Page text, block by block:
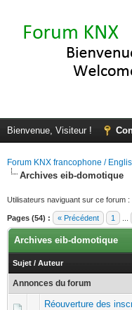
Bienvenue, Visiteur !
Forum KNX francophone /
Archives eib-domotique
Utilisateurs naviguant sur ce forum :
Pages (54) : « Précédent 1
Archives eib-domotique
Sujet / Auteur
Annonces du forum
Réouverture des